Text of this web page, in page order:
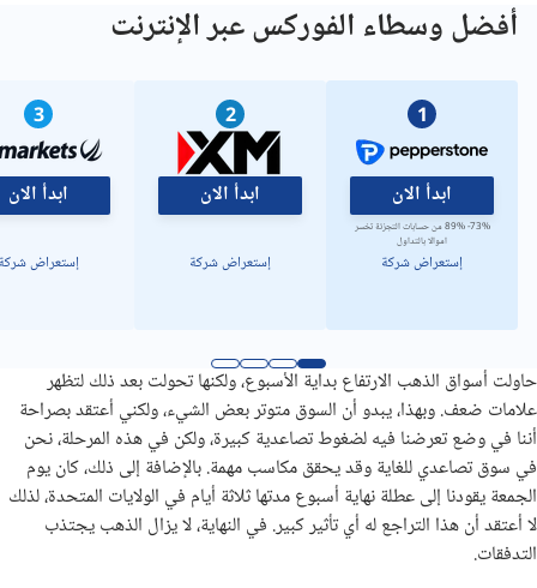
أفضل وسطاء الفوركس عبر الإنترنت
1
ابدأ الان
73%- 89% من حسابات التجزئة تخسر
اموالا بالتداول
إستعراض شركة
2
ابدأ الان
إستعراض شركة
3
ابدأ الان
إستعراض
حاولت أسواق الذهب الارتفاع بداية الأسبوع، ولكنها تحولت بعد ذلك لتظهر
علامات ضعف. وبهذا، يبدو أن السوق متوتر بعض الشيء، ولكني أعتقد بصراحة
أننا في وضع تعرضنا فيه لضغوط تصاعدية كبيرة، ولكن في هذه المرحلة، نحن
في سوق تصاعدي للغاية وقد يحقق مكاسب مهمة. بالإضافة إلى ذلك، كان يوم
الجمعة يقودنا إلى عطلة نهاية أسبوع مدتها ثلاثة أيام في الولايات المتحدة، لذلك
لا أعتقد أن هذا التراجع له أي تأثير كبير. في النهاية، لا يزال الذهب يجتذب
التدفقات.